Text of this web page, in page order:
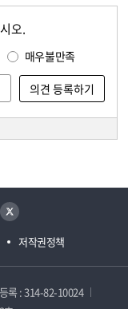
오.
매우불만족
저작권정책
트위터
록 : 314-82-10024